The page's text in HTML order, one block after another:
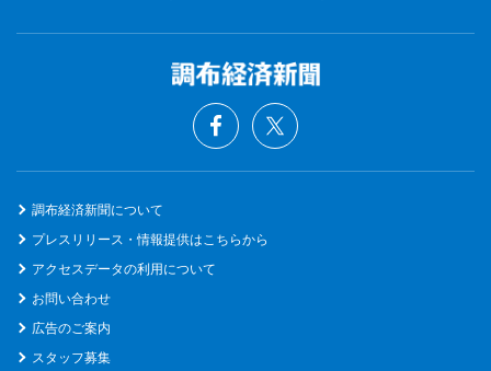
調布経済新聞について
プレスリリース・情報提供はこちらから
アクセスデータの利用について
お問い合わせ
広告のご案内
スタッフ募集